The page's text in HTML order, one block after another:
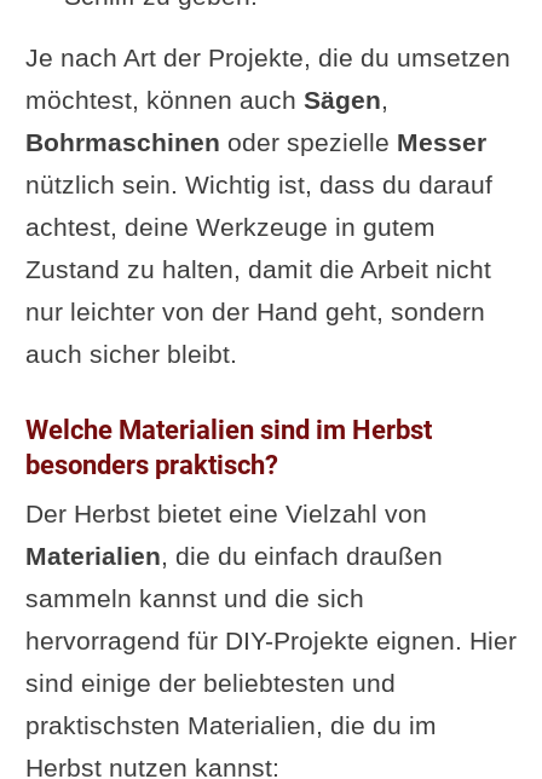
Je nach Art der Projekte, die du umsetzen
möchtest, können auch Sägen,
Bohrmaschinen oder spezielle Messer
nützlich sein. Wichtig ist, dass du darauf
achtest, deine Werkzeuge in gutem
Zustand zu halten, damit die Arbeit nicht
nur leichter von der Hand geht, sondern
auch sicher bleibt.
Welche Materialien sind im Herbst
besonders praktisch?
Der Herbst bietet eine Vielzahl von
Materialien, die du einfach draußen
sammeln kannst und die sich
hervorragend für DIY-Projekte eignen. Hier
sind einige der beliebtesten und
praktischsten Materialien, die du im
Herbst nutzen kannst: